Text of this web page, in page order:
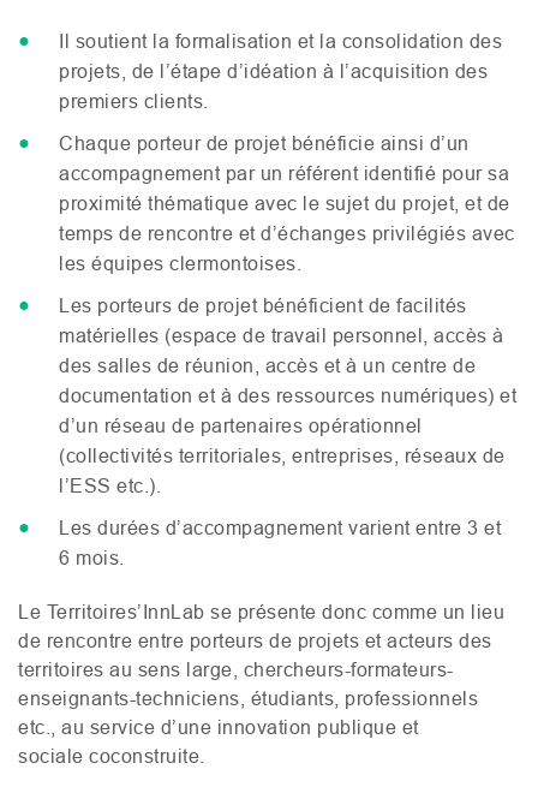
Il soutient la formalisation et la consolidation des
projets, de l’étape d’idéation à l’acquisition des
premiers clients.
Chaque porteur de projet bénéficie ainsi d’un
accompagnement par un référent identifié pour sa
proximité thématique avec le sujet du projet, et de
temps de rencontre et d’échanges privilégiés avec
les équipes clermontoises.
Les porteurs de projet bénéficient de facilités
matérielles (espace de travail personnel, accès à
des salles de réunion, accès et à un centre de
documentation et à des ressources numériques) et
d’un réseau de partenaires opérationnel
(collectivités territoriales, entreprises, réseaux de
l’ESS etc.).
Les durées d’accompagnement varient entre 3 et
6 mois.
Le Territoires’InnLab se présente donc comme un lieu
de rencontre entre porteurs de projets et acteurs des
territoires au sens large, chercheurs-formateurs-
enseignants-techniciens, étudiants, professionnels
etc., au service d’une innovation publique et
sociale coconstruite.